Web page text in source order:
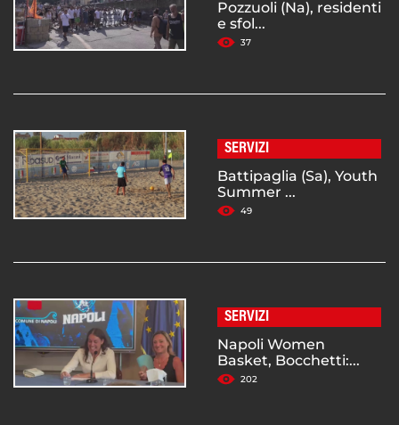
Pozzuoli (Na), residenti
e sfol...
37
SERVIZI
Battipaglia (Sa), Youth
Summer ...
49
SERVIZI
Napoli Women
Basket, Bocchetti:...
202